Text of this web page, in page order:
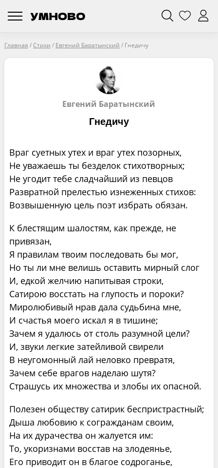
Главная /Стихи / Евгений Баратынский / Гнедичу
Евгений Баратынский
Гнедичу
Враг суетных утех и враг утех позорных,
Не уважаешь ты безделок стихотворных;
Не угодит тебе сладчайший из певцов
Развратной прелестью изнеженных стихов:
Возвышенную цель поэт избрать обязан.
К блестящим шалостям, как прежде, не
привязан,
Я правилам твоим последовать бы мог,
Но ты ли мне велишь оставить мирный слог
И, едкой желчию напитывая строки,
Сатирою восстать на глупость и пороки?
Миролюбивый нрав дала судьбина мне,
И счастья моего искал я в тишине;
Зачем я удалюсь от столь разумной цели?
И, звуки легкие затейливой свирели
В неугомонный лай неловко превратя,
Зачем себе врагов наделаю шутя?
Страшусь их множества и злобы их опасной.
Полезен обществу сатирик беспристрастный;
Дыша любовию к согражданам своим,
На их дурачества он жалуется им:
То, укоризнами восстав на злодеянье,
Его приводит он в благое содроганье,